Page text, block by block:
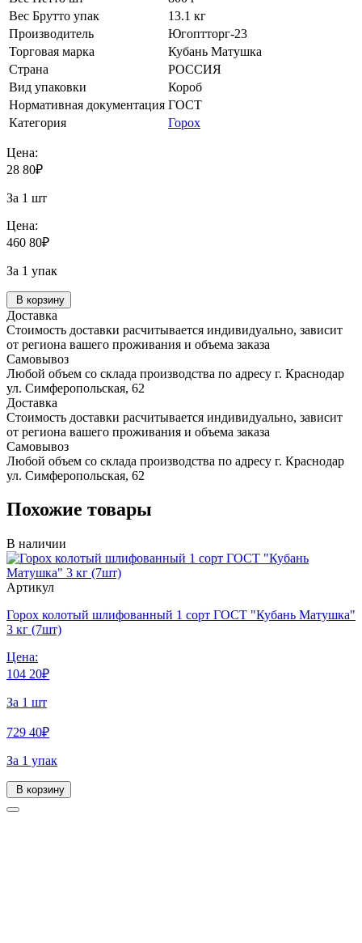
Вес Брутто упак
13.1 кг
Производитель
Югоптторг-23
Торговая марка
Кубань Матушка
Страна
РОССИЯ
Вид упаковки
Короб
Нормативная документация ГОСТ
Категория
Горох
Цена:
28 80₽
За 1 шт
Цена:
460 80₽
За 1 упак
В корзину
Доставка
Стоимость доставки расчитывается индивидуально, зависит
от региона вашего проживания и объема заказа
Самовывоз
Любой объем со склада производства по адресу г. Краснодар
ул. Симферопольская, 62
Доставка
Стоимость доставки расчитывается индивидуально, зависит
от региона вашего проживания и объема заказа
Самовывоз
Любой объем со склада производства по адресу г. Краснодар
ул. Симферопольская, 62
Похожие товары
В наличии
Артикул
Горох колотый шлифованный 1 сорт ГОСТ "Кубань Матушка"
3 кг (7шт)
Цена:
104 20₽
За 1 шт
729 40₽
За 1 упак
В корзину